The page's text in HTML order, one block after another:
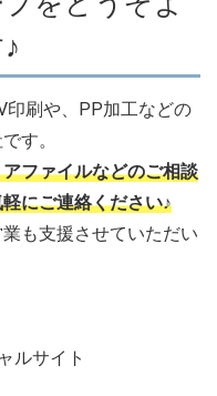
印刷や、PP加工などの
す。
ファイルなどのご相談
にご連絡ください♪
も支援させていただい
ルサイト